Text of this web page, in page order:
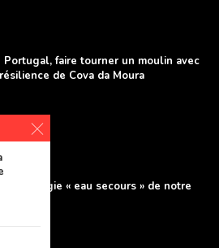
Portugal, faire tourner un moulin avec
de Cova da Moura
« eau secours » de notre